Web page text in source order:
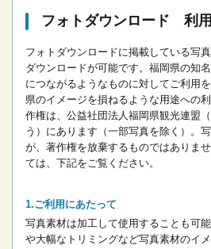
フォトダウンロード 利
フォトダウンロードに掲載している写
ダウンロードが可能です。 福岡県の知
につながるようなものに対してご利用
県のイメージを損ねるような用途への
作権は、公益社団法人福岡県観光連盟
う）にあります（一部写真を除く）。
が、著作権を放棄するものではありませ
ては、下記をご覧ください。
ご利用にあたって
写真素材は加工して使用することも可
や大幅なトリミングなど写真素材のイ